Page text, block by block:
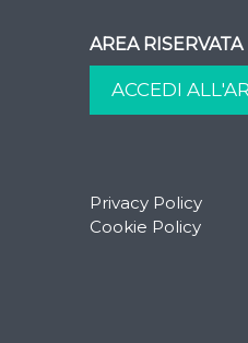
AREA RISERVATA
Privacy Policy
Cookie Policy